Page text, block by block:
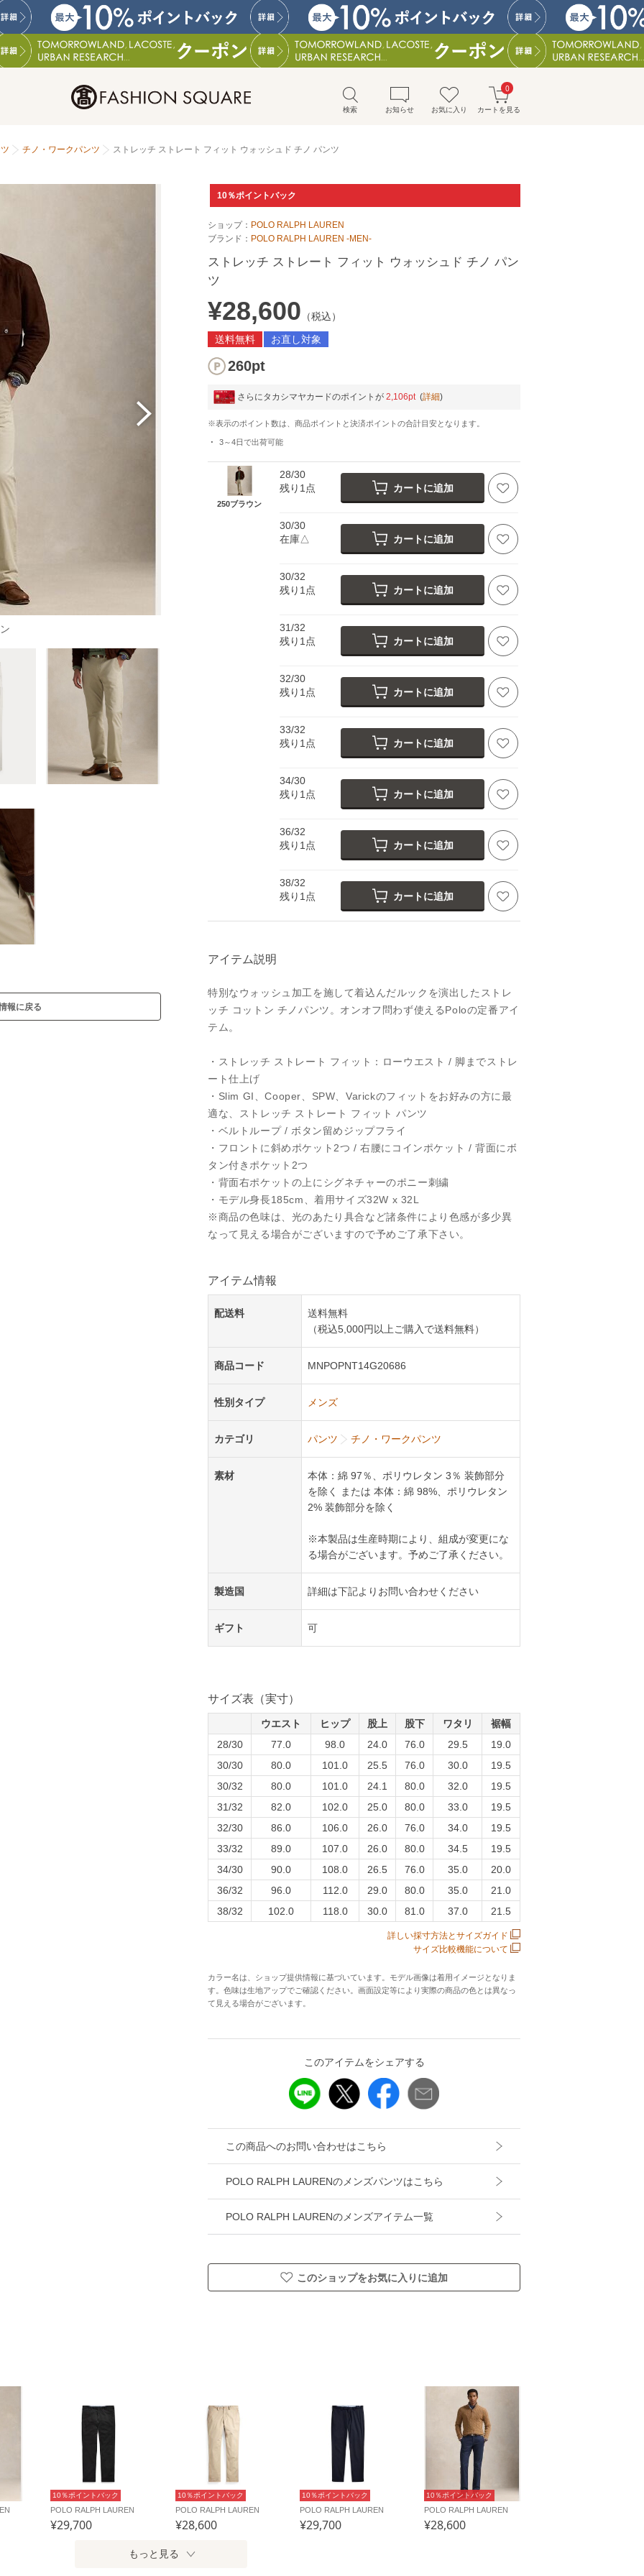
検索 お知らせ お気に入り カートを見る
0
チノ・ワークパンツ ストレッチ ストレート フィット ウォッシュド チノ パンツ
報に戻る
10％ポイントバック
ショップ： POLO RALPH LAUREN
ブランド： POLO RALPH LAUREN -MEN-
ストレッチ ストレート フィット ウォッシュド チノ パン
ツ
¥28,600 （税込）
送料無料
お直し対象
260pt
さらにタカシマヤカードのポイントが 2,106pt (詳細)
※表示のポイント数は、商品ポイントと決済ポイントの合計目安となります。
3～4日で出荷可能
250ブラウン
28/30
残り1点
カートに追加
30/30
在庫△
カートに追加
30/32
残り1点
カートに追加
31/32
残り1点
カートに追加
32/30
残り1点
カートに追加
33/32
残り1点
カートに追加
34/30
残り1点
カートに追加
36/32
残り1点
カートに追加
38/32
残り1点
カートに追加
アイテム説明
特別なウォッシュ加工を施して着込んだルックを演出したストレ
ッチ コットン チノパンツ。オンオフ問わず使えるPoloの定番アイ
テム。
・ストレッチ ストレート フィット：ローウエスト / 脚までストレ
ート仕上げ
・Slim GI、Cooper、SPW、Varickのフィットをお好みの方に最
適な、ストレッチ ストレート フィット パンツ
・ベルトループ / ボタン留めジップフライ
・フロントに斜めポケット2つ / 右腰にコインポケット / 背面にボ
タン付きポケット2つ
・背面右ポケットの上にシグネチャーのポニー刺繍
・モデル身長185cm、着用サイズ32W x 32L
※商品の色味は、光のあたり具合など諸条件により色感が多少異
なって見える場合がございますので予めご了承下さい。
アイテム情報
配送料
送料無料
（税込5,000円以上ご購入で送料無料）
商品コード MNPOPNT14G20686
性別タイプ メンズ
カテゴリ パンツ チノ・ワークパンツ
素材
本体：綿 97％、ポリウレタン 3％ 装飾部分
を除く または 本体：綿 98%、ポリウレタン
2% 装飾部分を除く
※本製品は生産時期により、組成が変更にな
る場合がございます。予めご了承ください。
製造国 詳細は下記よりお問い合わせください
ギフト 可
サイズ表（実寸）
ウエスト ヒップ 股上 股下 ワタリ
裾幅
28/30
77.0 98.0 24.0 76.0 29.5
19.0
30/30
80.0 101.0 25.5 76.0 30.0
19.5
30/32
80.0 101.0 24.1 80.0 32.0
19.5
31/32
82.0 102.0 25.0 80.0 33.0
19.5
32/30
86.0 106.0 26.0 76.0 34.0
19.5
33/32
89.0 107.0 26.0 80.0 34.5
19.5
34/30
90.0 108.0 26.5 76.0 35.0
20.0
36/32
96.0 112.0 29.0 80.0 35.0
21.0
38/32
102.0 118.0 30.0 81.0 37.0 21.5
詳しい採寸方法とサイズガイド
サイズ比較機能について
カラー名は、ショップ提供情報に基づいています。モデル画像は着用イメージとなりま
す。色味は生地アップでご確認ください。画面設定等により実際の商品の色とは異なっ
て見える場合がございます。
このアイテムをシェアする
この商品へのお問い合わせはこちら
POLO RALPH LAURENのメンズパンツはこちら
POLO RALPH LAURENのメンズアイテム一覧
このショップをお気に入りに追加
10％ポイントバック
POLO RALPH LAUREN
¥29,700
10％ポイントバック
POLO RALPH LAUREN
¥28,600
10％ポイントバック
POLO RALPH LAUREN
¥29,700
10％ポイントバック
POLO RALPH LAUREN
¥28,600
もっと見る